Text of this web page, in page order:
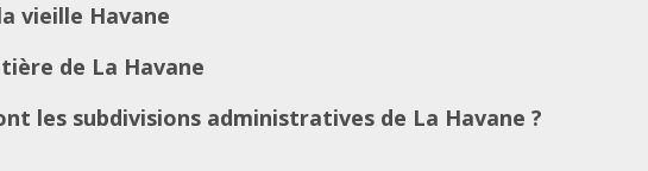
vieille Havane
de La Havane
les subdivisions administratives de La Havane ?